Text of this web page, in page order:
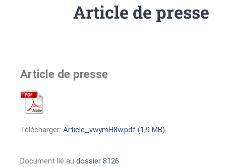
Article de presse
Article de presse
Télécharger: Article_vwymH8w.pdf (1,9 MB)
Document lié au dossier 8126